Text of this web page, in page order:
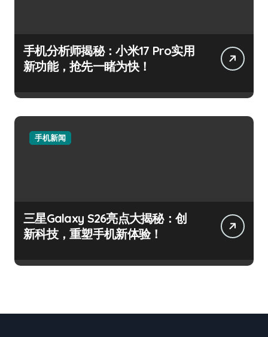
手机分析师揭秘：小米17 Pro实用
新功能，抢先一睹为快！
手机新闻
三星Galaxy S26亮点大揭秘：创
新科技，重塑手机新体验！